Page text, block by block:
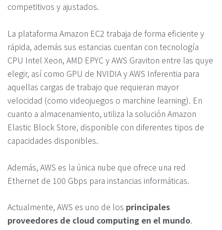
competitivos y ajustados.
La plataforma Amazon EC2 trabaja de forma eficiente y
rápida, además sus estancias cuentan con tecnología
CPU Intel Xeon, AMD EPYC y AWS Graviton entre las quye
elegir, así como GPU de NVIDIA y AWS Inferentia para
aquellas cargas de trabajo que requieran mayor
velocidad (como videojuegos o marchine learning). En
cuanto a almacenamiento, utiliza la solución Amazon
Elastic Block Store, disponible con diferentes tipos de
capacidades disponibles.
Además, AWS es la única nube que ofrece una red
Ethernet de 100 Gbps para instancias informáticas.
Actualmente, AWS es uno de los principales
proveedores de cloud computing en el mundo.